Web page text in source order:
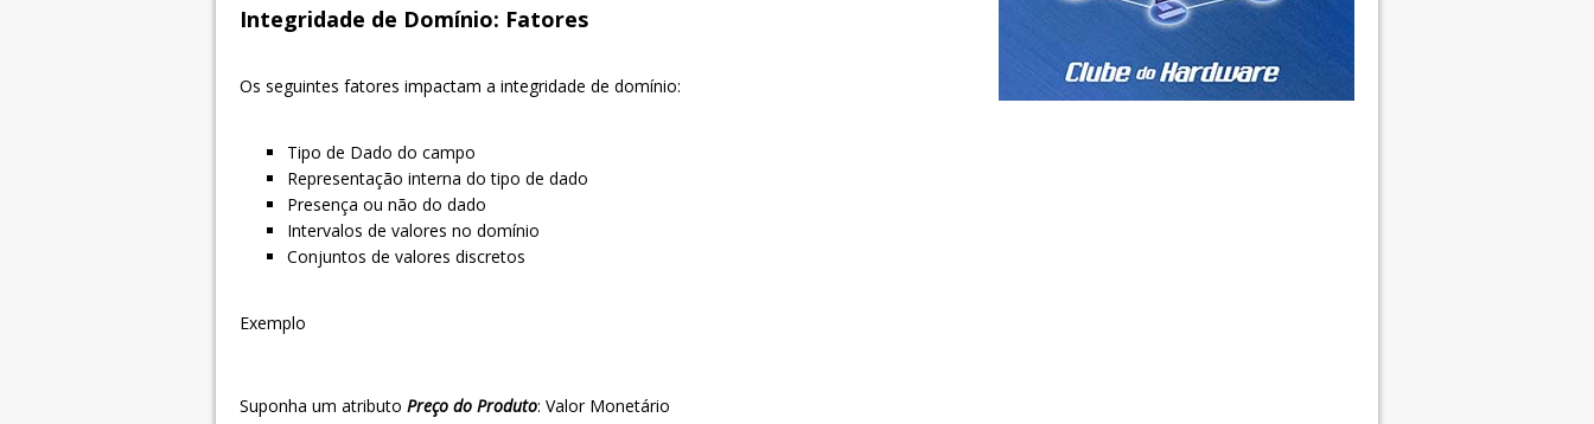
Integridade de Domínio: Fatores
Os seguintes fatores impactam a integridade de domínio:
Tipo de Dado do campo
Representação interna do tipo de dado
Presença ou não do dado
Intervalos de valores no domínio
Conjuntos de valores discretos
Exemplo
Suponha um atributo Preço do Produto: Valor Monetário